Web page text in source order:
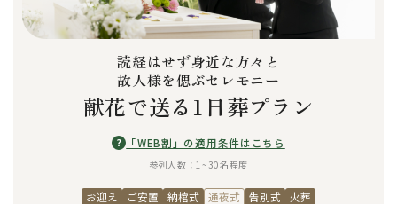
読経はせず身近な方々と
故人様を偲ぶセレモニー
献花で送る1日葬プラン
? 「WEB割」の適用条件はこちら
参列人数：1~30名程度
お迎え ご安置 納棺式 通夜式 告別式 火葬